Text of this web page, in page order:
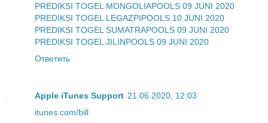
PREDIKSI TOGEL MONGOLIAPOOLS 09 JUNI 2020
PREDIKSI TOGEL LEGAZPIPOOLS 10 JUNI 2020
PREDIKSI TOGEL SUMATRAPOOLS 09 JUNI 2020
PREDIKSI TOGEL JILINPOOLS 09 JUNI 2020
Ответить
Apple iTunes Support 21.06.2020, 12:03
itunes.com/bill